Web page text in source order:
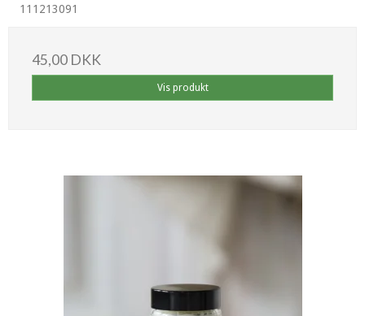
111213091
45,00 DKK
Vis produkt